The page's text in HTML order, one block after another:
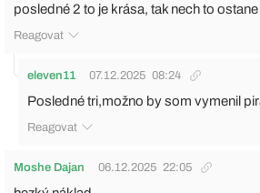
posledné 2 to je krása, tak nech to ostane
Reagovat
eleven11 07.12.2025 08:24
Posledné tri,možno by som vymenil
Reagovat
Moshe Dajan 06.12.2025 22:05